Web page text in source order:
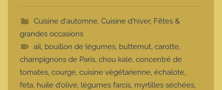
Cuisine d'automne, Cuisine d'hiver, Fêtes &
grandes occasions
ail, bouillon de légumes, butternut, carotte,
champignons de Paris, chou kale, concentré de
tomates, courge, cuisine végétarienne, échalote,
feta, huile d'olive, légumes farcis, myrtilles séchées,